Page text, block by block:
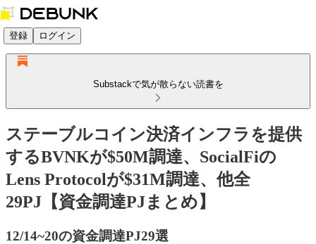
登録 ログイン
Substackで気が散らない読書を
ステーブルコイン決済インフラを提供
するBVNKが$50M調達、SocialFiの
Lens Protocolが$31M調達、他全
29PJ【資金調達PJまとめ】
12/14~20の資金調達PJ29選